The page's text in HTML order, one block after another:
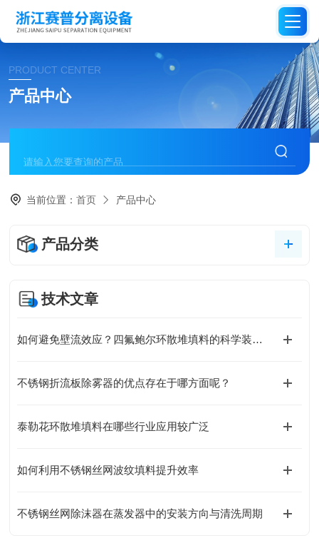
PRODUCT CENTER
产品中心
当前位置：首页 产品中心
产品分类
技术文章
如何避免壁流效应？四氟鲍尔环散堆填料的科学装填与分布器设计
不锈钢折流板除雾器的优点存在于哪方面呢？
泰勒花环散堆填料在哪些行业应用较广泛
如何利用不锈钢丝网波纹填料提升效率
不锈钢丝网除沫器在蒸发器中的安装方向与清洗周期